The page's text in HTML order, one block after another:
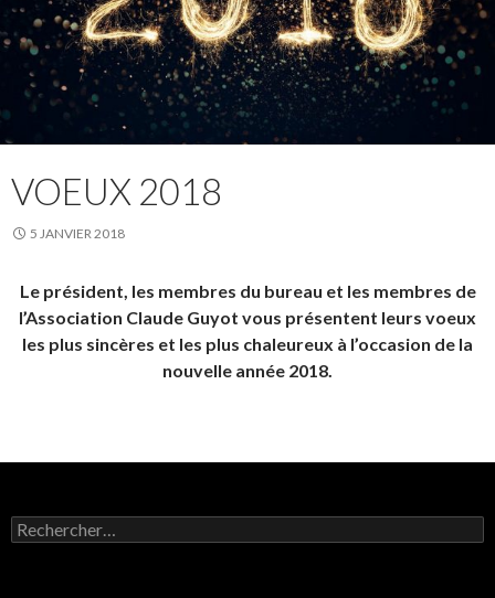
VOEUX 2018
5 JANVIER 2018
Le président, les membres du bureau et les membres de
l’Association Claude Guyot vous présentent leurs voeux
les plus sincères et les plus chaleureux à l’occasion de la
nouvelle année 2018.
Rechercher :